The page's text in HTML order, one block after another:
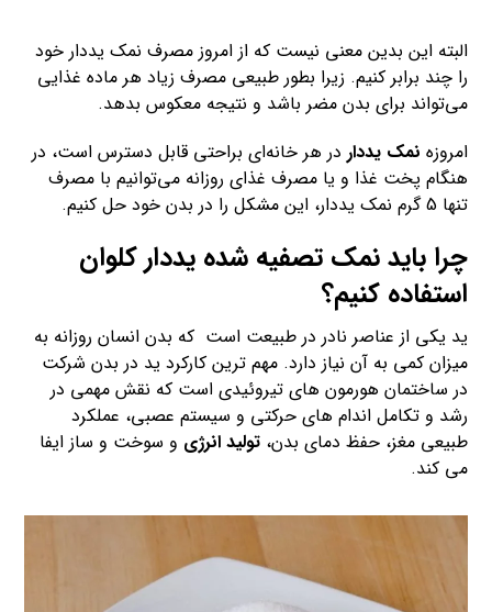
البته این بدین معنی نیست که از امروز مصرف نمک یددار خود
را چند برابر کنیم. زیرا بطور طبیعی مصرف زیاد هر ماده غذایی
می‌تواند برای بدن مضر باشد و نتیجه معکوس بدهد.
امروزه نمک یددار در هر خانه‌ای براحتی قابل دسترس است، در
هنگام پخت غذا و یا مصرف غذای روزانه می‌توانیم با مصرف
تنها 5 گرم نمک یددار، این مشکل را در بدن خود حل کنیم.
چرا باید نمک تصفیه شده یددار کلوان
استفاده کنیم؟
ید یکی از عناصر نادر در طبیعت است که بدن انسان روزانه به
میزان کمی به آن نیاز دارد. مهم ترین کارکرد ید در بدن شرکت
در ساختمان هورمون های تیروئیدی است که نقش مهمی در
رشد و تکامل اندام های حرکتی و سیستم عصبی، عملکرد
طبیعی مغز، حفظ دمای بدن،تولید انرژی و سوخت و ساز ایفا
می کند.